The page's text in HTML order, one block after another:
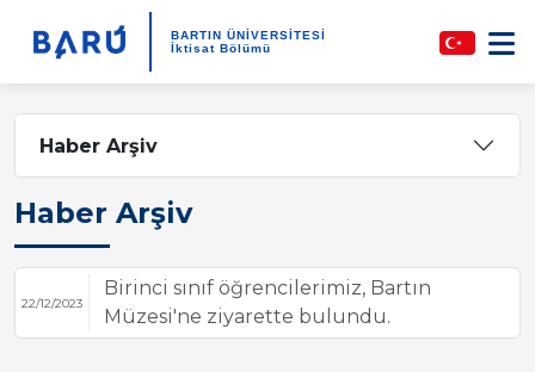
BARTIN ÜNİVERSİTESİ
İktisat Bölümü
Haber Arşiv
Haber Arşiv
22/12/2023
Birinci sınıf öğrencilerimiz, Bartın
Müzesi'ne ziyarette bulundu.